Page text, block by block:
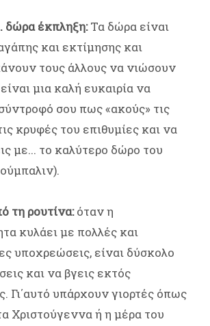
δώρα έκπληξη:Τα δώρα είναι
και εκτίμησης και
τους άλλους να νιώσουν
μια καλή ευκαιρία να
σου πως «ακούς» τις
κρυφές του επιθυμίες και να
με... το καλύτερο δώρο του
τη ρουτίνα:όταν η
κυλάει με πολλές και
υποχρεώσεις, είναι δύσκολο
και να βγεις εκτός
Γι΄αυτό υπάρχουν γιορτές όπως
Χριστούγεννα ή η μέρα του